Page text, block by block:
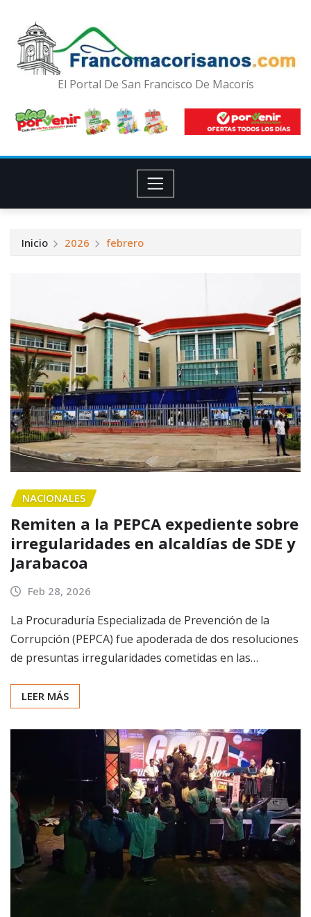
El Portal De San Francisco De Macorís
Inicio 2026 febrero
NACIONALES
Remiten a la PEPCA expediente sobre
irregularidades en alcaldías de SDE y
Jarabacoa
Feb 28, 2026
La Procuraduría Especializada de Prevención de la
Corrupción (PEPCA) fue apoderada de dos resoluciones
de presuntas irregularidades cometidas en las…
LEER MÁS